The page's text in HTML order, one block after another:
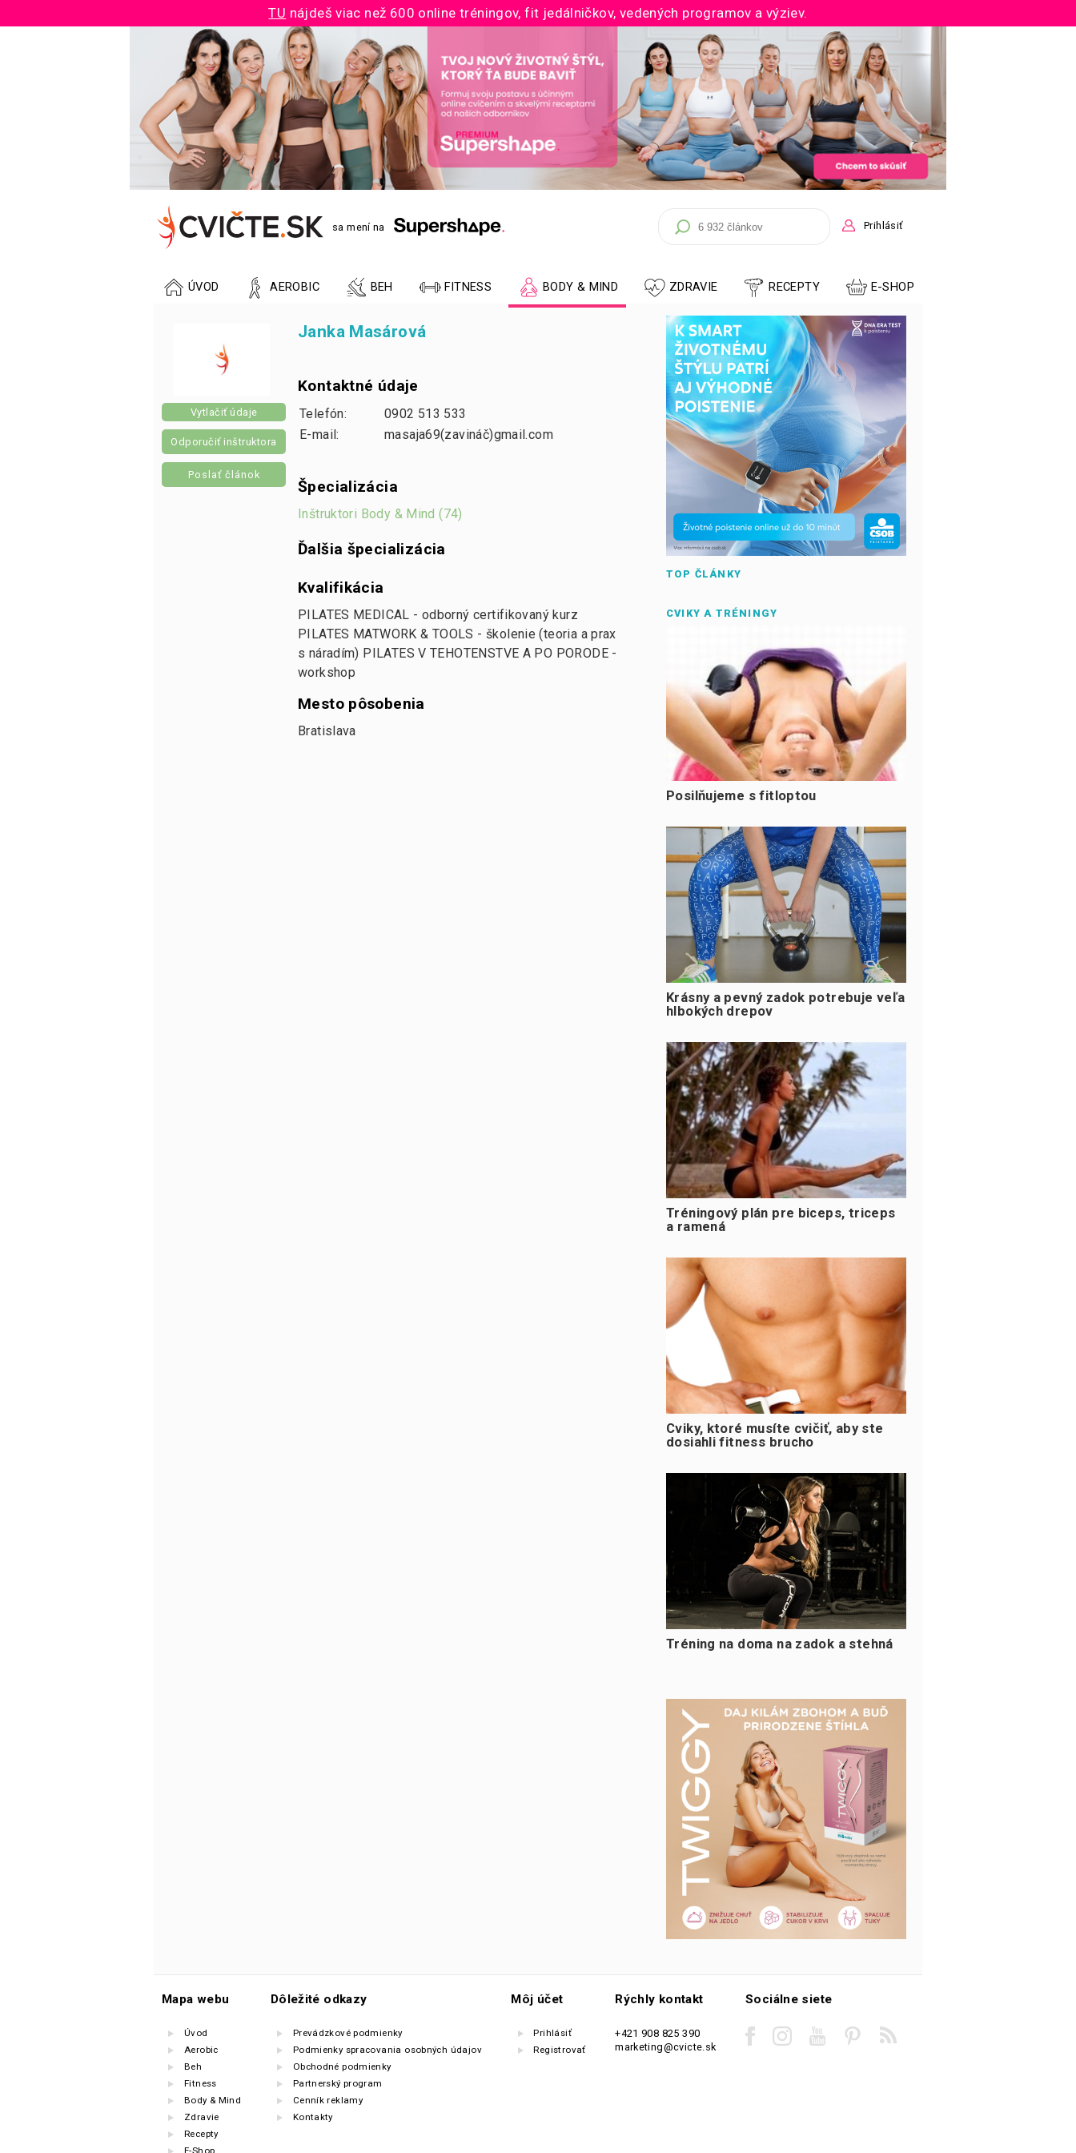
TU nájdeš viac než 600 online tréningov, fit jedálničkov, vedených programov a výziev.
sa mení na
ÚVOD AEROBIC BEH FITNESS BODY & MIND ZDRAVIE RECEPTY E-SHOP
Prihlásiť
Vytlačiť údaje
Odporučiť inštruktora
Poslať článok
Janka Masárová
Kontaktné údaje
Telefón:
0902 513 533
E-mail:
masaja69(zavináč)gmail.com
Špecializácia
Inštruktori Body & Mind (74)
Ďalšia špecializácia
Kvalifikácia
PILATES MEDICAL - odborný certifikovaný kurz
PILATES MATWORK & TOOLS - školenie (teoria a prax
s náradím) PILATES V TEHOTENSTVE A PO PORODE -
workshop
Mesto pôsobenia
Bratislava
TOP ČLÁNKY
CVIKY A TRÉNINGY
Posilňujeme s fitloptou
Krásny a pevný zadok potrebuje veľa
hlbokých drepov
Tréningový plán pre biceps, triceps
a ramená
Cviky, ktoré musíte cvičiť, aby ste
dosiahli fitness brucho
Tréning na doma na zadok a stehná
Mapa webu
Úvod
Aerobic
Beh
Fitness
Body & Mind
Zdravie
Recepty
E-Shop
Dôležité odkazy
Prevádzkové podmienky
Podmienky spracovania osobných údajov
Obchodné podmienky
Partnerský program
Cenník reklamy
Kontakty
Môj účet
Prihlásiť
Registrovať
Rýchly kontakt
+421 908 825 390
marketing@cvicte.sk
Sociálne siete